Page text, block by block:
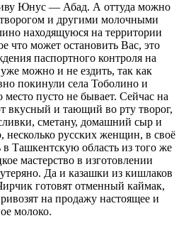
Юнус — Абад. А оттуда можно
и другими молочными
находящуюся на территории
что может остановить Вас, это
паспортного контроля на
можно и не ездить, так как
покинули села Тоболино и
пусто не бывает. Сейчас на
вкусный и тающий во рту творог,
сметану, домашний сыр и
русских женщин, в своё
Ташкентскую область из того же
мастерство в изготовлении
Да и казашки из кишлаков
готовят отменный каймак,
на продажу настоящее и
молоко.